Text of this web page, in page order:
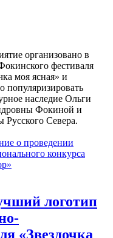
организовано в
фестиваля
моя ясная» и
популяризировать
наследие Ольги
Фокиной и
Русского Севера.
о проведении
конкурса
логотип
«Звездочка